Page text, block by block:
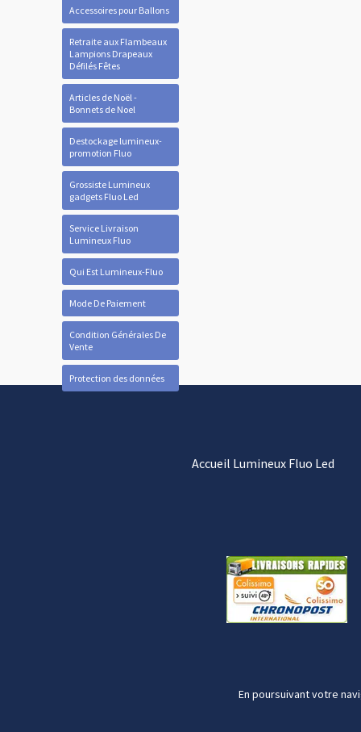
Accessoires pour Ballons
Retraite aux Flambeaux
Lampions Drapeaux
Défilés Fêtes
Articles de Noël -
Bonnets de Noel
Destockage lumineux-
promotion Fluo
Grossiste Lumineux
gadgets Fluo Led
Service Livraison
Lumineux Fluo
Qui Est Lumineux-Fluo
Mode De Paiement
Condition Générales De
Vente
Protection des données
Accueil Lumineux Fluo Led
En poursuivant votre